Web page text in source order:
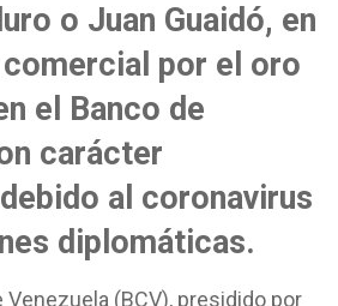
o Juan Guaidó, en
comercial por el oro
el Banco de
carácter
al coronavirus
diplomáticas.
Venezuela (BCV), presidido por